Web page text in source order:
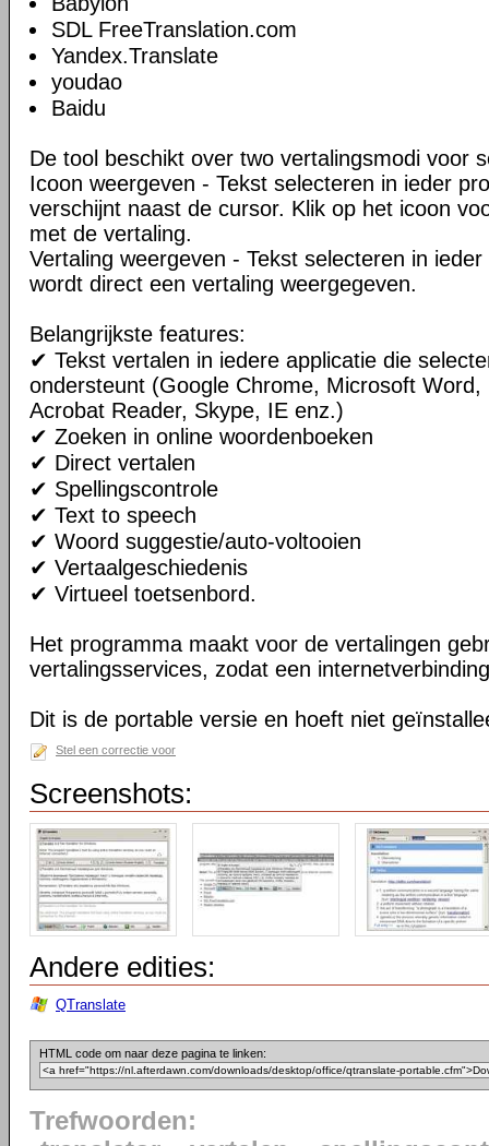
SDL FreeTranslation.com
Yandex.Translate
youdao
Baidu
De tool beschikt over two vertalingsmodi voor
Icoon weergeven - Tekst selecteren in ieder
verschijnt naast de cursor. Klik op het icoon
met de vertaling.
Vertaling weergeven - Tekst selecteren in
wordt direct een vertaling weergegeven.
Belangrijkste features:
✔ Tekst vertalen in iedere applicatie die
ondersteunt (Google Chrome, Microsoft
Acrobat Reader, Skype, IE enz.)
✔ Zoeken in online woordenboeken
✔ Direct vertalen
✔ Spellingscontrole
✔ Text to speech
✔ Woord suggestie/auto-voltooien
✔ Vertaalgeschiedenis
✔ Virtueel toetsenbord.
Het programma maakt voor de vertalingen
vertalingsservices, zodat een
Dit is de portable versie en hoeft niet
Stel een correctie voor
Screenshots:
Andere edities:
QTranslate
HTML code om naar deze pagina te linken:
Trefwoorden: